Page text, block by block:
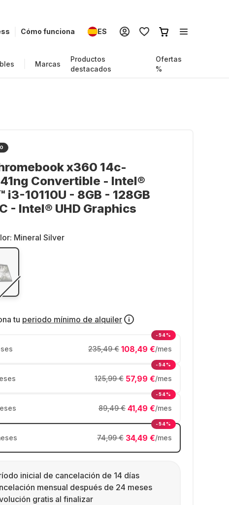
Cómo funciona ES
Marcas
Productos
destacados
Ofertas
%
x360 14c-
Convertible - Intel®
i3-10110U - 8GB - 128GB
- Intel® UHD Graphics
Mineral Silver
tu periodo mínimo de alquiler
108,49 €/mes
235,49 €
-54%
57,99 €/mes
125,99 €
-54%
41,49 €/mes
89,49 €
-54%
34,49 €/mes
74,99 €
-54%
inicial de cancelación de 14 días
mensual después de 24 meses
gratis al finalizar